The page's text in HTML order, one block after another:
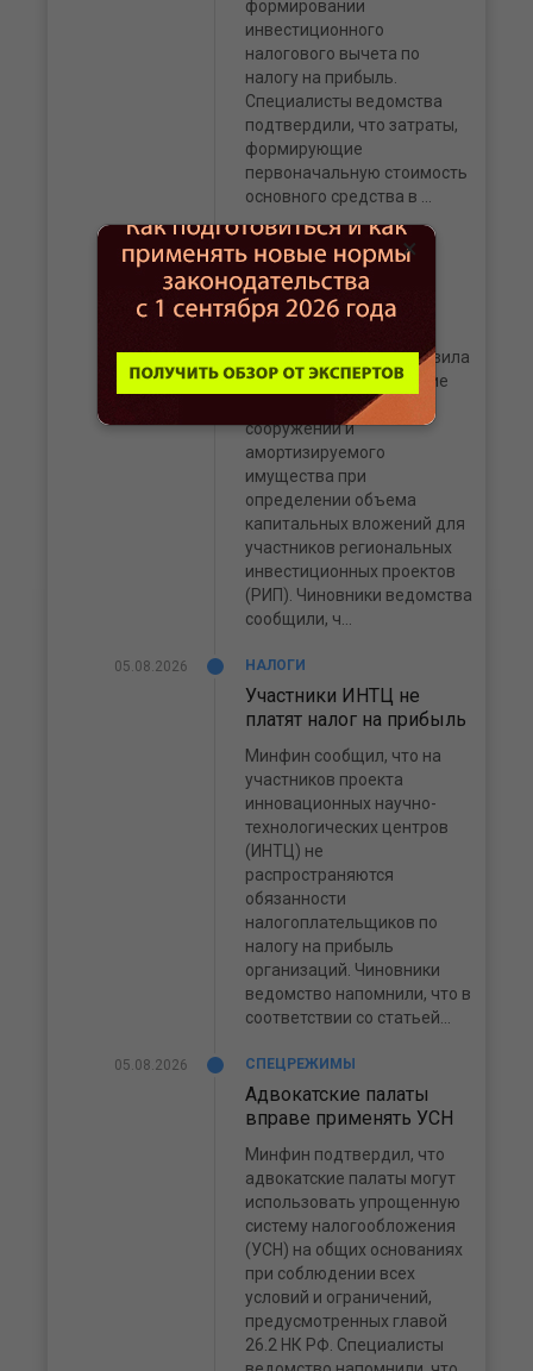
формировании
инвестиционного
налогового вычета по
налогу на прибыль.
Специалисты ведомства
подтвердили, что затраты,
формирующие
первоначальную стоимость
основного средства в ...
Как участникам РИП
учесть затраты на
создание зданий?
Минфин разъяснил правила
учета затрат на создание
(приобретение) зданий,
сооружений и
амортизируемого
имущества при
определении объема
капитальных вложений для
участников региональных
инвестиционных проектов
(РИП). Чиновники ведомства
сообщили, ч...
05.08.2026 НАЛОГИ
Участники ИНТЦ не
платят налог на прибыль
Минфин сообщил, что на
участников проекта
инновационных научно-
технологических центров
(ИНТЦ) не
распространяются
обязанности
налогоплательщиков по
налогу на прибыль
организаций. Чиновники
ведомство напомнили, что в
соответствии со статьей...
05.08.2026 СПЕЦРЕЖИМЫ
Адвокатские палаты
вправе применять УСН
Минфин подтвердил, что
адвокатские палаты могут
использовать упрощенную
систему налогообложения
(УСН) на общих основаниях
при соблюдении всех
условий и ограничений,
предусмотренных главой
26.2 НК РФ. Специалисты
×